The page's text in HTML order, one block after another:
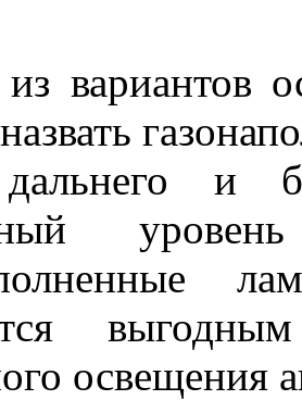
вариантов
и
освещения